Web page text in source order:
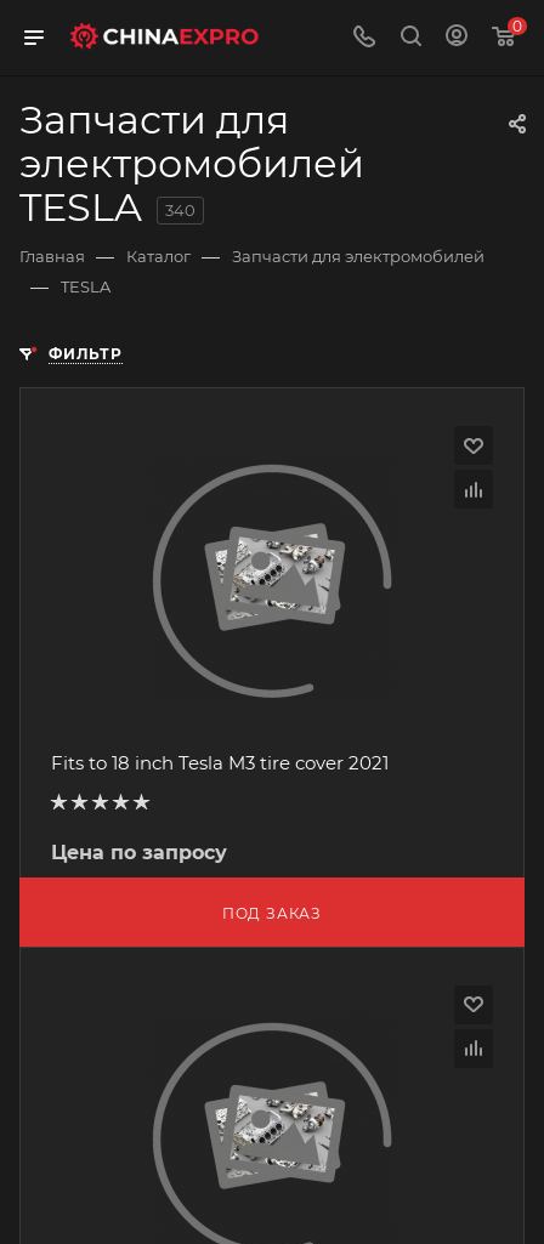
0
Запчасти для
электромобилей
TESLA
340
Главная — Каталог — Запчасти для электромобилей
— TESLA
ФИЛЬТР
Fits to 18 inch Tesla M3 tire cover 2021
Цена по запросу
ПОД ЗАКАЗ